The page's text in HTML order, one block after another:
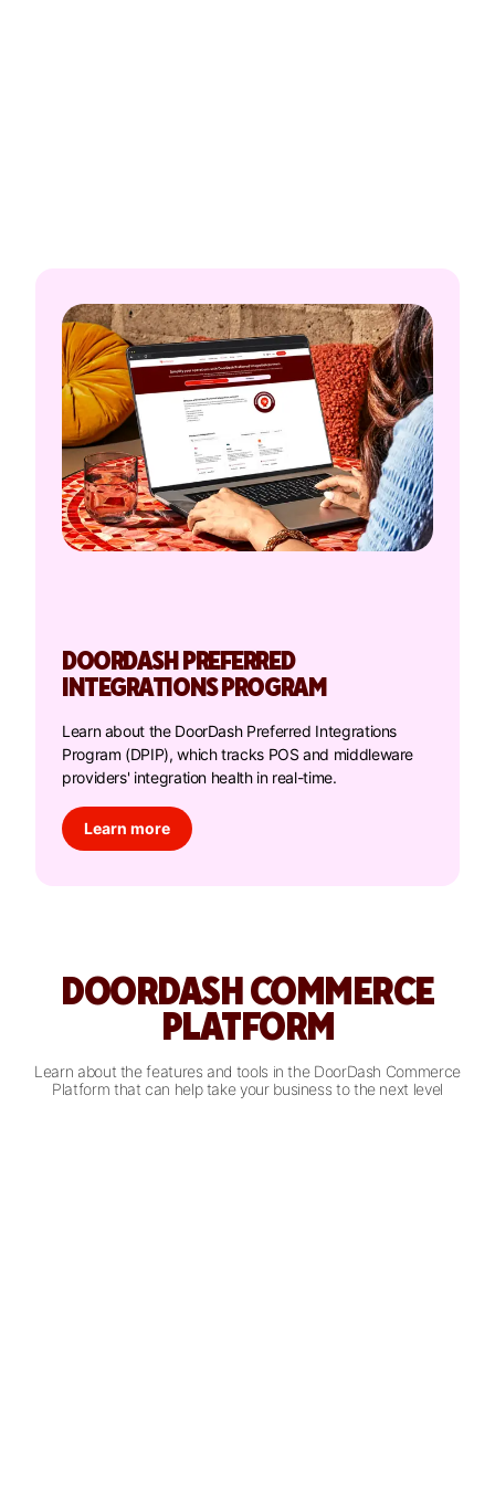
DOORDASH PREFERRED
INTEGRATIONS PROGRAM
Learn about the DoorDash Preferred Integrations
Program (DPIP), which tracks POS and middleware
providers' integration health in real-time.
Learn more
DOORDASH COMMERCE
PLATFORM
Learn about the features and tools in the DoorDash Commerce
Platform that can help take your business to the next level